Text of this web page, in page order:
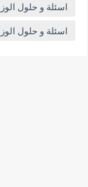
اسئلة و حلول الوزاري
اسئلة و حلول الوزاري